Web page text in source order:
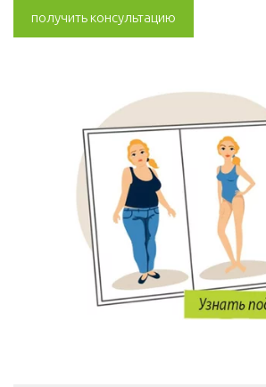
получить консультацию